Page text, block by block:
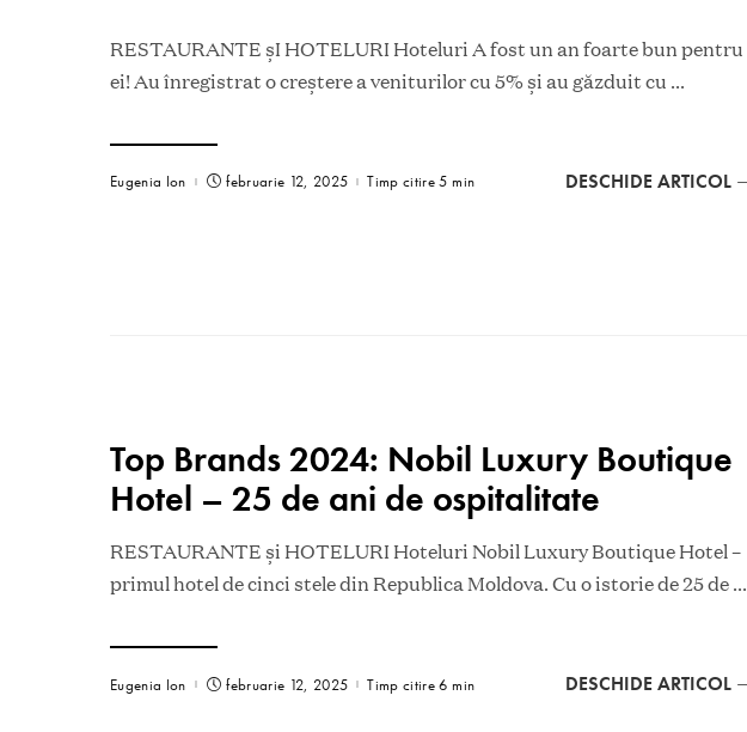
RESTAURANTE șI HOTELURI Hoteluri A fost un an foarte bun pentru
ei! Au înregistrat o creștere a veniturilor cu 5% și au găzduit cu ...
Eugenia Ion februarie 12, 2025 Timp citire 5 min DESCHIDE ARTICOL
Top Brands 2024: Nobil Luxury Boutique
Hotel – 25 de ani de ospitalitate
RESTAURANTE și HOTELURI Hoteluri Nobil Luxury Boutique Hotel –
primul hotel de cinci stele din Republica Moldova. Cu o istorie de 25 de ...
Eugenia Ion februarie 12, 2025 Timp citire 6 min DESCHIDE ARTICOL